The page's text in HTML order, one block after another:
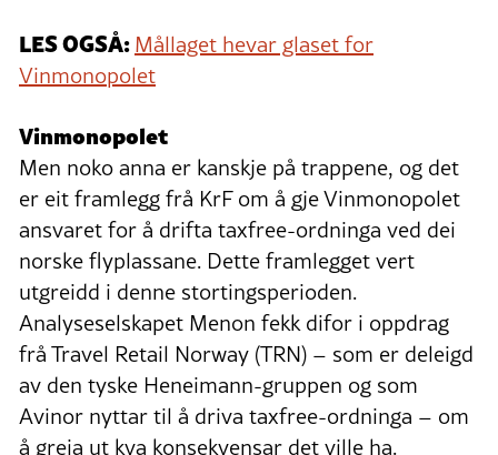
LES OGSÅ:Mållaget hevar glaset for
Vinmonopolet
Vinmonopolet
Men noko anna er kanskje på trappene, og det
er eit framlegg frå KrF om å gje Vinmonopolet
ansvaret for å drifta taxfree-ordninga ved dei
norske flyplassane. Dette framlegget vert
utgreidd i denne stortingsperioden.
Analyseselskapet Menon fekk difor i oppdrag
frå Travel Retail Norway (TRN) – som er deleigd
av den tyske Heneimann-gruppen og som
Avinor nyttar til å driva taxfree-ordninga – om
å greia ut kva konsekvensar det ville ha.